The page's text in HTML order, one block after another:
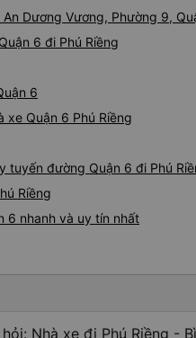
Dương Vương, Phường 9,
6 đi Phú Riềng
6
xe Quận 6 Phú Riềng
tuyến đường Quận 6 đi Phú
Riềng
6 nhanh và uy tín nhất
hỏi: Nhà xe đi Phú Riềng -